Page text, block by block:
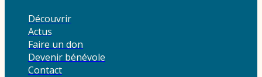
Découvrir
Actus
Faire un don
Devenir bénévole
Contact